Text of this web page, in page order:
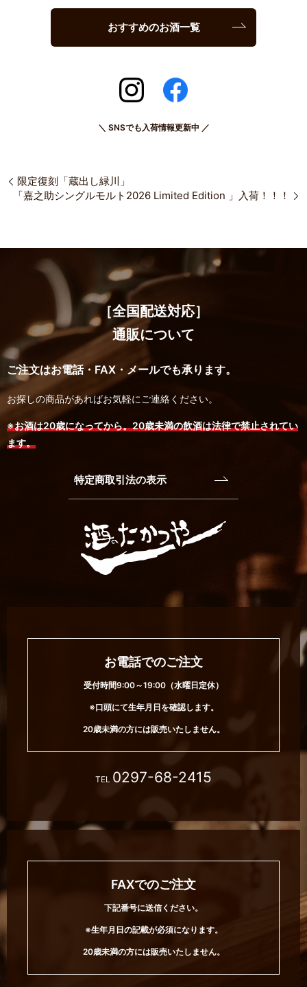
おすすめのお酒一覧
＼ SNSでも入荷情報更新中 ／
限定復刻「蔵出し緑川」
「嘉之助シングルモルト2026 Limited Edition 」入荷！！！
［全国配送対応］
通販について
ご注文はお電話・FAX・メールでも承ります。
お探しの商品があればお気軽にご連絡ください。
※お酒は20歳になってから。20歳未満の飲酒は法律で禁止されてい
ます。
特定商取引法の表示
お電話でのご注文
受付時間9:00～19:00（水曜日定休）
※口頭にて生年月日を確認します。
20歳未満の方には販売いたしません。
TEL 0297-68-2415
FAXでのご注文
下記番号に送信ください。
※生年月日の記載が必須になります。
20歳未満の方には販売いたしません。